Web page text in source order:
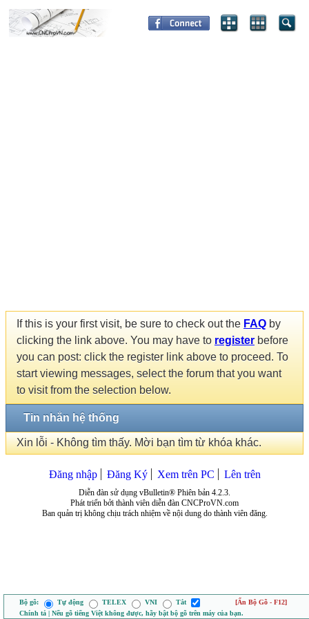
If this is your first visit, be sure to check out the FAQ by
clicking the link above. You may have to register before
you can post: click the register link above to proceed. To
start viewing messages, select the forum that you want
to visit from the selection below.
Tin nhắn hệ thống
Xin lỗi - Không tìm thấy. Mời bạn tìm từ khóa khác.
Đăng nhập Đăng Ký Xem trên PC Lên trên
Diễn đàn sử dụng vBulletin® Phiên bản 4.2.3.
Phát triển bởi thành viên diễn đàn CNCProVN.com
Ban quản trị không chịu trách nhiệm về nội dung do thành viên đăng.
Bộ gõ: Tự động TELEX VNI Tắt
[Ẩn Bộ Gõ - F12]
Chính tả | Nếu gõ tiếng Việt không được, hãy bật bộ gõ trên máy của bạn.